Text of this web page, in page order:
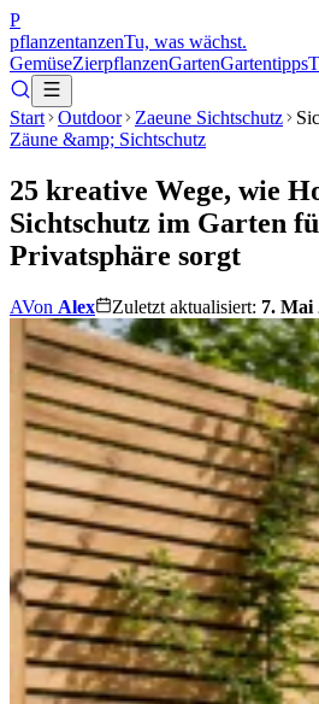
P
pflanzentanzenTu, was wächst.
GemüseZierpflanzenGartenGartentipps
Start Outdoor Zaeune Sichtschutz
Zäune &amp; Sichtschutz
25 kreative Wege, wie
Sichtschutz im Garten
Privatsphäre sorgt
AVon Alex Zuletzt aktualisiert: 7. Mai